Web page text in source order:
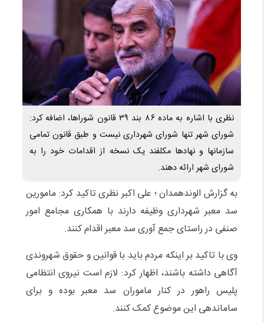
نظری با اشاره به ماده ۸۶ بند ۳۹ قانون شوراها، اضافه کرد:
شورای شهر تنها شورای شهرداری نیست و طبق قانون تمامی
سازمانها و نهادها مکلفند یک نسخه از اقدامات خود را به
شورای شهر ارائه دهند.
به گزارش الوندهمدان ؛ علی اکبر نظری تاکید کرد: مامورین
سد معبر شهرداری وظیفه دارند با همکاری مجامع امور
صنفی در راستای جمع آوری سد معبر اقدام کنند.
وی با تاکید بر اینکه مردم باید با قوانین و حقوق شهروندی
آگاهی داشته باشند، اظهار کرد: لازم است نیروی انتظامی
پلیس راهور در کنار ماموران سد معبر بوده و برای
ساماندهی این موضوع کمک کنند.